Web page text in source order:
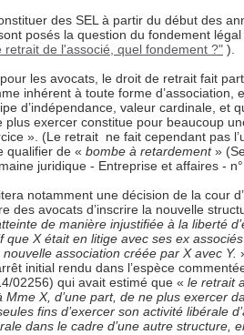
des SEL à partir du début des
posés la question du fondement
retrait de l'associé, quel fondement ?" ).
les avocats, le droit de retrait fait
inhérent à toute forme d’association,
d’indépendance, valeur cardinale, et
exercer constitue pour beaucoup
». (Le retrait ne fait cependant pas
qualifier de « bombe à retardement»
juridique - Entreprise et affaires -
notamment une décision de la cour
des avocats d’inscrire la nouvelle
de manière injustifiée à la liberté
que X était en litige avec ses ex
association créée par X avec Y.
initial rendu dans l’espèce
02256) qui avait estimé que « le retrait
X, d’une part, de ne plus exercer
fins d’exercer son activité libérale
dans le cadre d’une autre structure,